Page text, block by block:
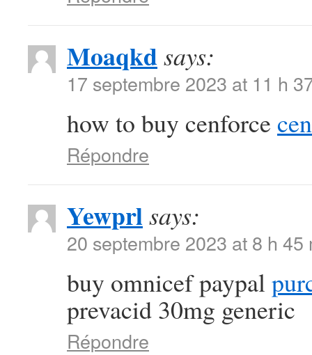
Moaqkdsays:
17 septembre 2023 at 11 h
how to buy cenforce
Répondre
Yewprlsays:
20 septembre 2023 at 8 h 45
buy omnicef paypal
prevacid 30mg generic
Répondre